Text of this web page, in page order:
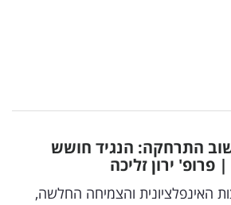
התרחקה: הנגיד חושש
ירון זליכה
האינפלציונית והצמיחה החלשה,